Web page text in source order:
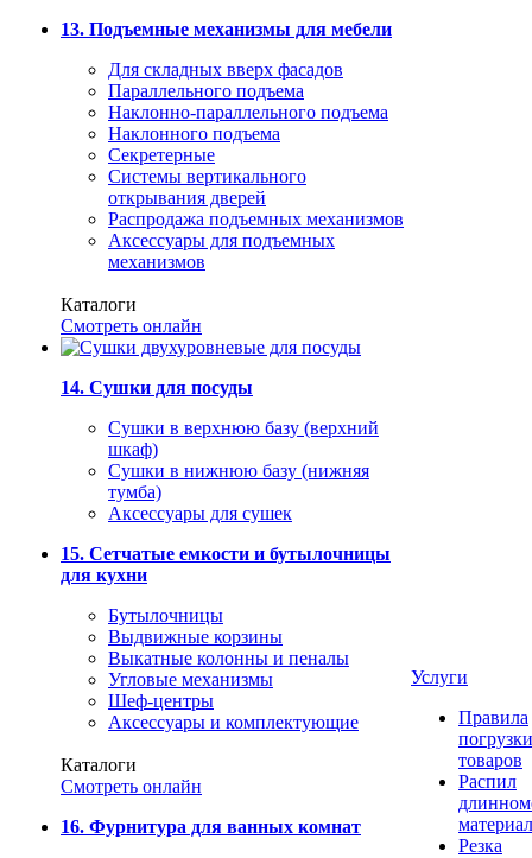
13. Подъемные механизмы для мебели
Для складных вверх фасадов
Параллельного подъема
Наклонно-параллельного подъема
Наклонного подъема
Секретерные
Системы вертикального
открывания дверей
Распродажа подъемных механизмов
Аксессуары для подъемных
механизмов
Каталоги
Смотреть онлайн
14. Сушки для посуды
Сушки в верхнюю базу (верхний
шкаф)
Сушки в нижнюю базу (нижняя
тумба)
Аксессуары для сушек
15. Сетчатые емкости и бутылочницы
для кухни
Бутылочницы
Выдвижные корзины
Выкатные колонны и пеналы
Угловые механизмы
Шеф-центры
Аксессуары и комплектующие
Каталоги
Смотреть онлайн
16. Фурнитура для ванных комнат
Услуги
Правила
погрузки
товаров
Распил
Резка